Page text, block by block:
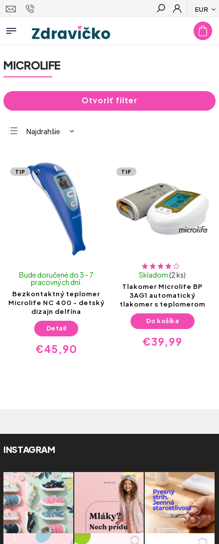
EUR
Hľadať
MICROLIFE
Otvoriť filter
Najdrahšie
Najpredávanejšie
Abecedne
TIP
Bezkontaktný teplomer
Microlife NC 400 - detský
dizajn delfína
Bude doručené do 3 - 7
pracovných dní.
€45,90
Detail
TIP
Tlakomer Microlife BP
3AG1 automatický
tlakomer s teplomerom
Skladom(2 ks)
€39,99
Do košíka
INSTAGRAM